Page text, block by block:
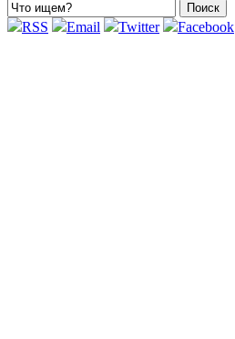
RSS Email Twitter Facebook